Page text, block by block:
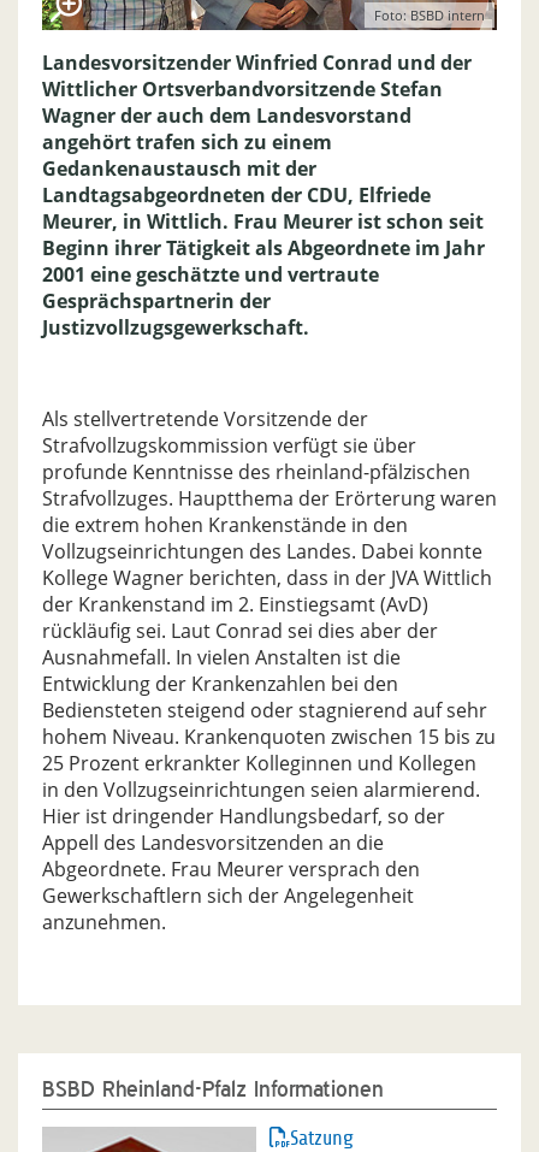
Foto: BSBD intern
Landesvorsitzender Winfried Conrad und der
Wittlicher Ortsverbandvorsitzende Stefan
Wagner der auch dem Landesvorstand
angehört trafen sich zu einem
Gedankenaustausch mit der
Landtagsabgeordneten der CDU, Elfriede
Meurer, in Wittlich. Frau Meurer ist schon seit
Beginn ihrer Tätigkeit als Abgeordnete im Jahr
2001 eine geschätzte und vertraute
Gesprächspartnerin der
Justizvollzugsgewerkschaft.
Als stellvertretende Vorsitzende der
Strafvollzugskommission verfügt sie über
profunde Kenntnisse des rheinland-pfälzischen
Strafvollzuges. Hauptthema der Erörterung waren
die extrem hohen Krankenstände in den
Vollzugseinrichtungen des Landes. Dabei konnte
Kollege Wagner berichten, dass in der JVA Wittlich
der Krankenstand im 2. Einstiegsamt (AvD)
rückläufig sei. Laut Conrad sei dies aber der
Ausnahmefall. In vielen Anstalten ist die
Entwicklung der Krankenzahlen bei den
Bediensteten steigend oder stagnierend auf sehr
hohem Niveau. Krankenquoten zwischen 15 bis zu
25 Prozent erkrankter Kolleginnen und Kollegen
in den Vollzugseinrichtungen seien alarmierend.
Hier ist dringender Handlungsbedarf, so der
Appell des Landesvorsitzenden an die
Abgeordnete. Frau Meurer versprach den
Gewerkschaftlern sich der Angelegenheit
anzunehmen.
BSBD Rheinland-Pfalz Informationen
Satzung